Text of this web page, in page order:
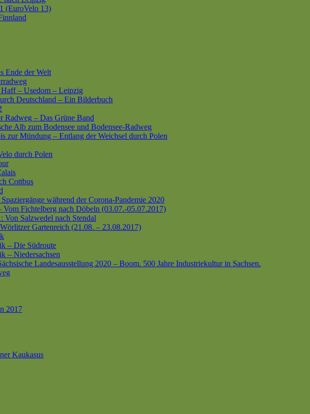
(EuroVelo 13)
Ende der Welt
– Usedom – Leipzig
Deutschland – Ein Bilderbuch
Radweg – Das Grüne Band
Alb zum Bodensee und Bodensee-Radweg
zur Mündung – Entlang der Weichsel durch Polen
durch Polen
Cottbus
während der Corona-Pandemie 2020
Vom Fichtelberg nach Döbeln (03.07.-05.07.2017)
Von Salzwedel nach Stendal
Gartenreich (21.08. – 23.08.2017)
– Die Südroute
– Niedersachsen
Landesausstellung 2020 – Boom. 500 Jahre Industriekultur in Sachsen.
2017
Kaukasus